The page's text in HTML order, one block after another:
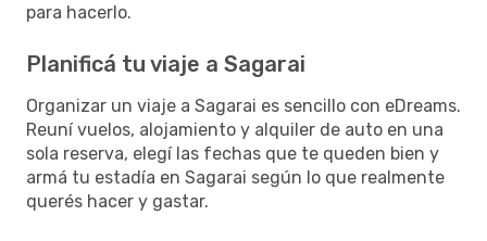
para hacerlo.
Planificá tu viaje a Sagarai
Organizar un viaje a Sagarai es sencillo con eDreams.
Reuní vuelos, alojamiento y alquiler de auto en una
sola reserva, elegí las fechas que te queden bien y
armá tu estadía en Sagarai según lo que realmente
querés hacer y gastar.